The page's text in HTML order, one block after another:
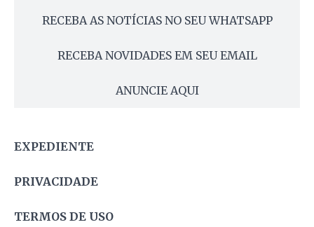
RECEBA AS NOTÍCIAS NO SEU WHATSAPP
RECEBA NOVIDADES EM SEU EMAIL
ANUNCIE AQUI
EXPEDIENTE
PRIVACIDADE
TERMOS DE USO